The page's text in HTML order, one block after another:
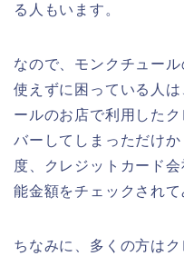
る人もいます。
なので、モンクチュー
使えずに困っている人
ールのお店で利用した
バーしてしまっただけ
度、クレジットカード
能金額をチェックされ
ちなみに、多くの方は